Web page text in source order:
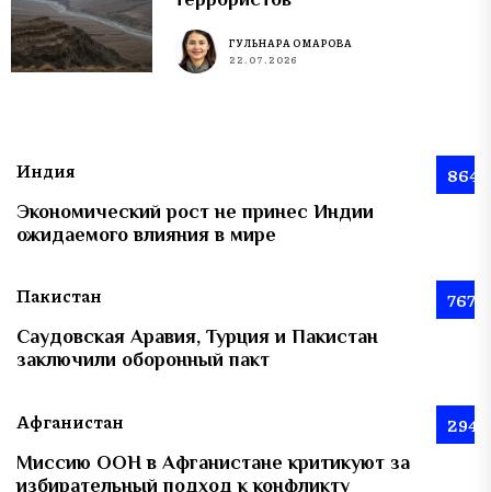
ГУЛЬНАРА ОМАРОВА
22.07.2026
Индия 864
Экономический рост не принес Индии
ожидаемого влияния в мире
Пакистан 767
Саудовская Аравия, Турция и Пакистан
заключили оборонный пакт
Афганистан 294
Миссию ООН в Афганистане критикуют за
избирательный подход к конфликту